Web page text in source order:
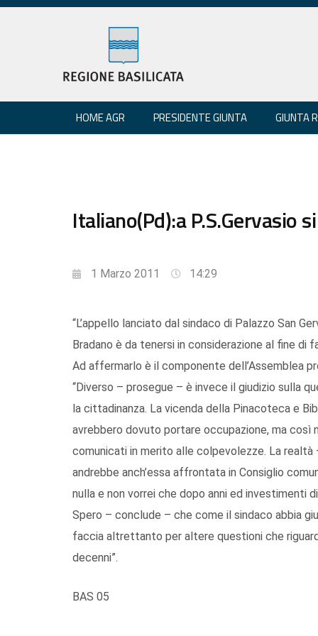
HOME AGR PRESIDENTE GIUNTA GIUNTA
Italiano(Pd):a
1 Marzo 2011 14:29
“L’appello lanciato dal sindaco di Palazzo San
Bradano è da tenersi in considerazione al fine di
Ad affermarlo è il componente dell’Assemblea
“Diverso – prosegue – è invece il giudizio sulla
la cittadinanza. La vicenda della Pinacoteca e
avrebbero dovuto portare occupazione, ma
comunicati in merito alle colpevolezze. La
andrebbe anch’essa affrontata in Consiglio
nulla e non vorrei che dopo anni ed investimenti
Spero – conclude – che come il sindaco abbia
faccia altrettanto per altere questioni che
decenni”.
BAS 05